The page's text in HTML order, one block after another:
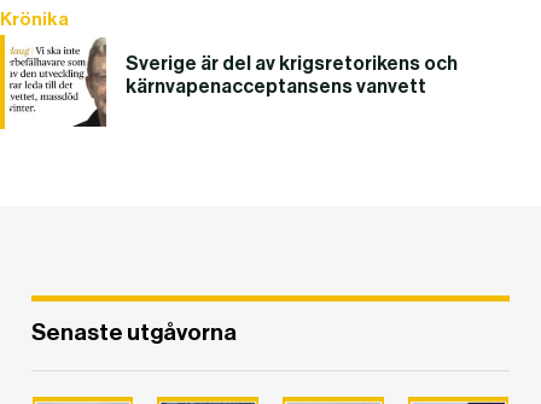
Krönika
Sverige är del av krigsretorikens och
kärnvapenacceptansens vanvett
Senaste utgåvorna